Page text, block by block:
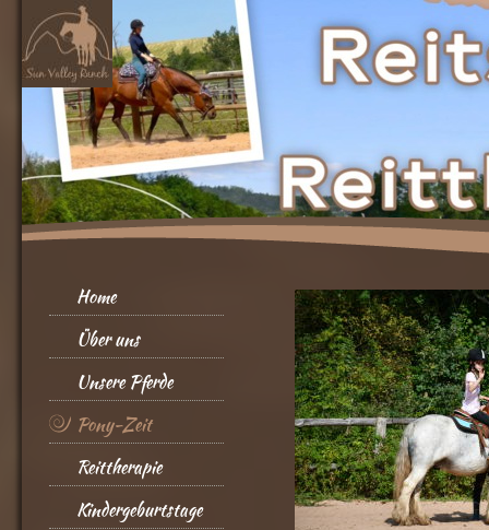
Home
Über uns
Unsere Pferde
Pony-Zeit
Reittherapie
Kindergeburtstage